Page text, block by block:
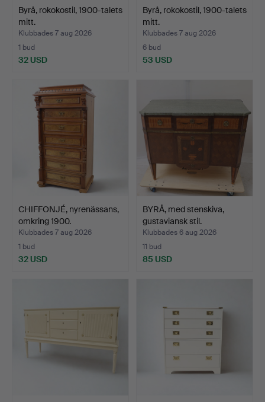
Byrå, rokokostil, 1900-talets
mitt.
Klubbades 7 aug 2026
1 bud
32 USD
Byrå, rokokostil, 1900-talets
mitt.
Klubbades 7 aug 2026
6 bud
53 USD
CHIFFONJÉ, nyrenässans,
omkring 1900.
Klubbades 7 aug 2026
1 bud
32 USD
BYRÅ, med stenskiva,
gustaviansk stil.
Klubbades 6 aug 2026
11 bud
85 USD